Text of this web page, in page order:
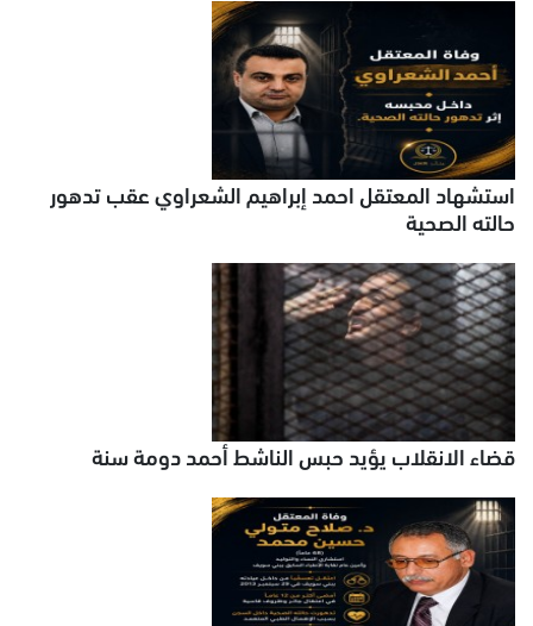
استشهاد المعتقل احمد إبراهيم الشعراوي عقب تدهور
حالته الصحية
قضاء الانقلاب يؤيد حبس الناشط أحمد دومة سنة